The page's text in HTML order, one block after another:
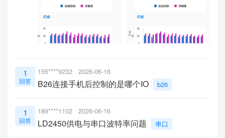
1
回答
155****9232 2026-06-16
B26连接手机后控制的是哪个IO b26
1
回答
189****1102 2026-06-16
LD2450供电与串口波特率问题 串口